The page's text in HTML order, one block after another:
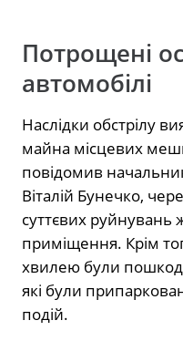
Потрощені
автомобілі
Наслідки обстрілу
майна місцевих
повідомив
Віталій Бунечко,
суттєвих руйнувань
приміщення. Крім
хвилею були
які були
подій.